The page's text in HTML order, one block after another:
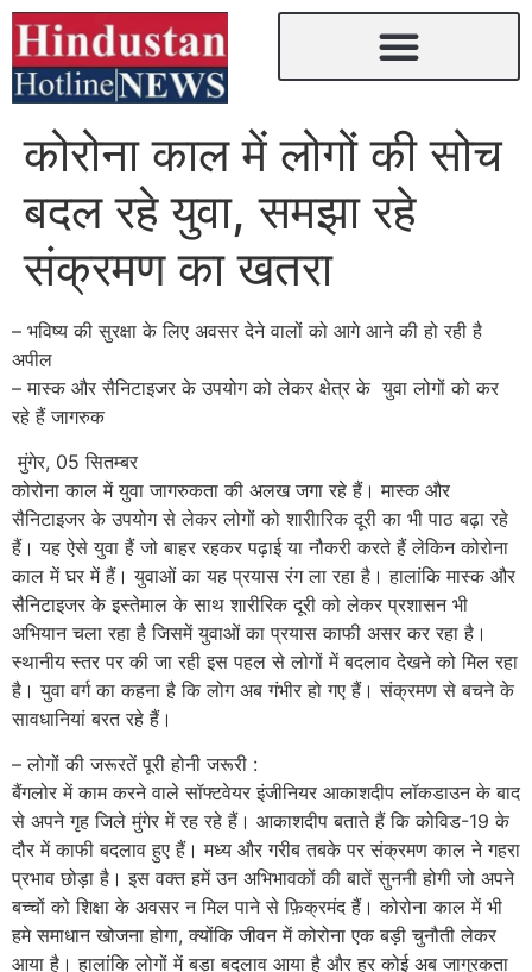
कोरोना काल में लोगों की सोच
बदल रहे युवा, समझा रहे
संक्रमण का खतरा
– भविष्य की सुरक्षा के लिए अवसर देने वालों को आगे आने की हो रही है
अपील
– मास्क और सैनिटाइजर के उपयोग को लेकर क्षेत्र के युवा लोगों को कर
रहे हैं जागरुक
मुंगेर, 05 सितम्बर
कोरोना काल में युवा जागरुकता की अलख जगा रहे हैं। मास्क और
सैनिटाइजर के उपयोग से लेकर लोगों को शारीारिक दूरी का भी पाठ बढ़ा रहे
हैं। यह ऐसे युवा हैं जो बाहर रहकर पढ़ाई या नौकरी करते हैं लेकिन कोरोना
काल में घर में हैं। युवाओं का यह प्रयास रंग ला रहा है। हालांकि मास्क और
सैनिटाइजर के इस्तेमाल के साथ शारीरिक दूरी को लेकर प्रशासन भी
अभियान चला रहा है जिसमें युवाओं का प्रयास काफी असर कर रहा है।
स्थानीय स्तर पर की जा रही इस पहल से लोगों में बदलाव देखने को मिल रहा
है। युवा वर्ग का कहना है कि लोग अब गंभीर हो गए हैं। संक्रमण से बचने के
सावधानियां बरत रहे हैं।
– लोगों की जरूरतें पूरी होनी जरूरी :
बैंगलोर में काम करने वाले सॉफ्टवेयर इंजीनियर आकाशदीप लॉकडाउन के बाद
से अपने गृह जिले मुंगेर में रह रहे हैं। आकाशदीप बताते हैं कि कोविड-19 के
दौर में काफी बदलाव हुए हैं। मध्य और गरीब तबके पर संक्रमण काल ने गहरा
प्रभाव छोड़ा है। इस वक्त हमें उन अभिभावकों की बातें सुननी होगी जो अपने
बच्चों को शिक्षा के अवसर न मिल पाने से फ़िक्रमंद हैं। कोरोना काल में भी
हमे समाधान खोजना होगा, क्योंकि जीवन में कोरोना एक बड़ी चुनौती लेकर
आया है। हालांकि लोगों में बड़ा बदलाव आया है और हर कोई अब जागुरकता